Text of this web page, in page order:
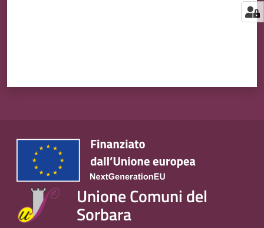
Unione Comuni del
Sorbara